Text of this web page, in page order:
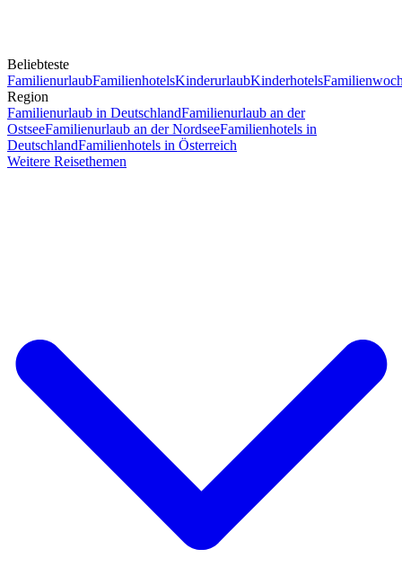
Beliebteste
FamilienurlaubFamilienhotelsKinderurlaubKinderhotels
Region
Familienurlaub in DeutschlandFamilienurlaub an der
OstseeFamilienurlaub an der NordseeFamilienhotels in
DeutschlandFamilienhotels in Österreich
Weitere Reisethemen